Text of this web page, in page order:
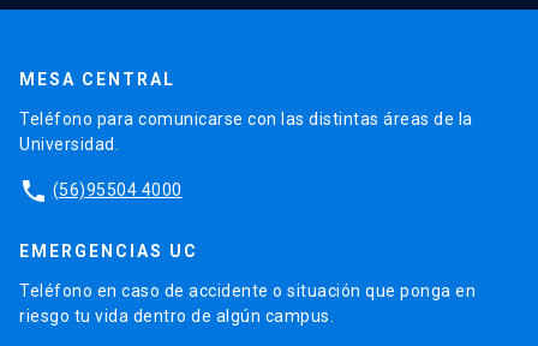
MESA CENTRAL
Teléfono para comunicarse con las distintas áreas de la
Universidad.
phone (56)95504 4000
EMERGENCIAS UC
Teléfono en caso de accidente o situación que ponga en
riesgo tu vida dentro de algún campus.